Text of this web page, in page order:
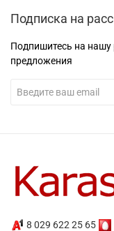
Подписка на
Подпишитесь на нашу
предложения
8 029 622 25 65